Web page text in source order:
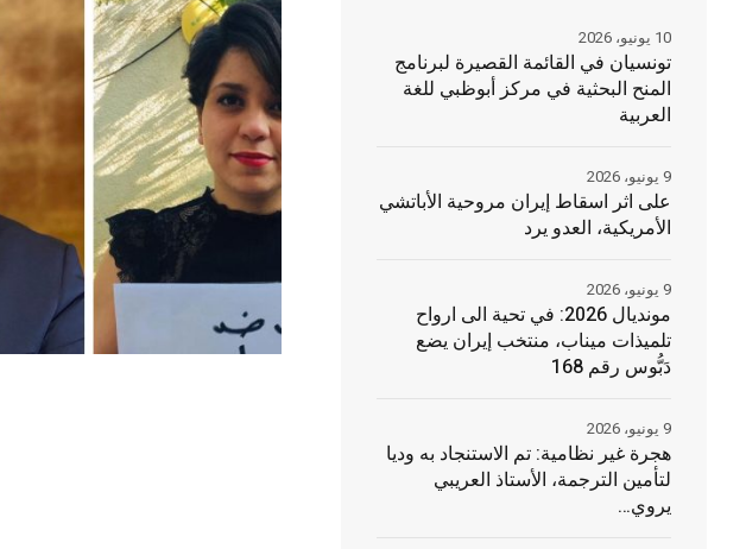
تونسيان في القائمة القصيرة لبرنامج
المنح البحثية في مركز أبوظبي للغة
العربية
10 يونيو، 2026
على اثر اسقاط إيران مروحية الأباتشي
الأمريكية، العدو يرد
9 يونيو، 2026
مونديال 2026: في تحية الى ارواح
تلميذات ميناب، منتخب إيران يضع
دَبُّوس رقم 168
9 يونيو، 2026
هجرة غير نظامية: تم الاستنجاد به وديا
لتأمين الترجمة، الأستاذ العريبي
يروي…
9 يونيو، 2026